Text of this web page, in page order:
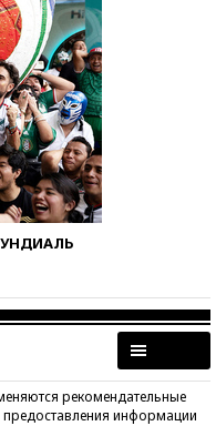
рекомендательные
информации